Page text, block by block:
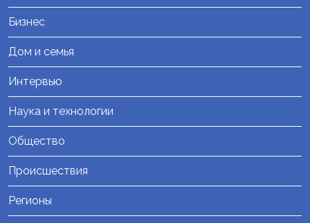
Бизнес
Дом и семья
Интервью
Наука и технологии
Общество
Происшествия
Регионы